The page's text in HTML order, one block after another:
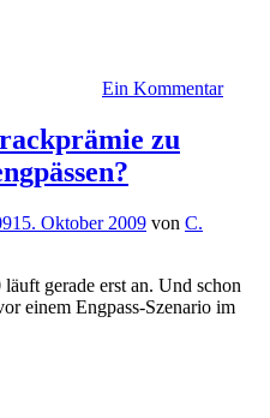
Ein Kommentar
zu
15. Oktober 2009 von C.
gerade erst an. Und schon
einem Engpass-Szenario im